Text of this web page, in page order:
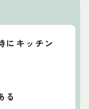
にキッチン
る